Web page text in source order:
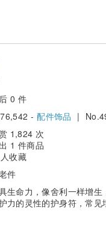
0 件
-配件饰品 |
1,824 次
1 件商品
收藏
件
生命力，像舍利一样增
力的灵性的护身符，常见